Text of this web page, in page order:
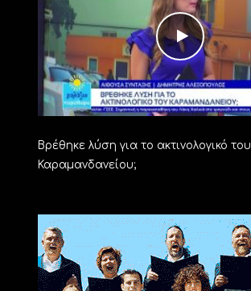
Βρέθηκε λύση για το ακτινολογικό του
Καραμανδανείου;